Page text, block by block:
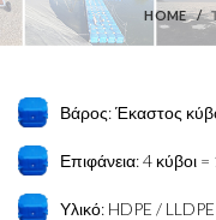
HOME
Βάρος: Έκαστος
Επιφάνεια: 4 κύβοι =
Υλικό: HDPE /